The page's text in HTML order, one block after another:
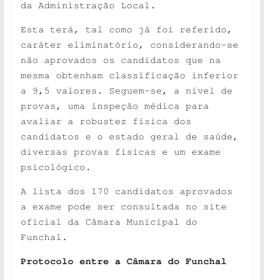
da Administração Local.
Esta terá, tal como já foi referido,
caráter eliminatório, considerando-se
não aprovados os candidatos que na
mesma obtenham classificação inferior
a 9,5 valores. Seguem-se, a nível de
provas, uma inspeção médica para
avaliar a robustez física dos
candidatos e o estado geral de saúde,
diversas provas físicas e um exame
psicológico.
A lista dos 170 candidatos aprovados
a exame pode ser consultada no site
oficial da Câmara Municipal do
Funchal.
Protocolo entre a Câmara do Funchal